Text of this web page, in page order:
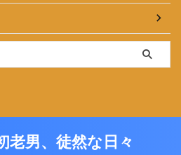
老男、徒然な日々